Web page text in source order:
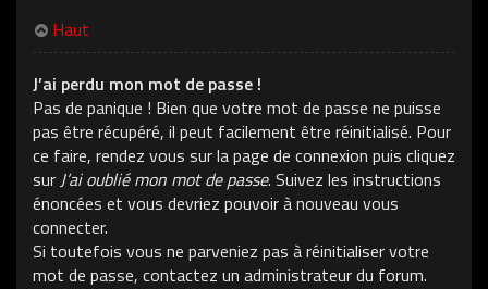
Haut
J’ai perdu mon mot de passe !
Pas de panique ! Bien que votre mot de passe ne puisse
pas être récupéré, il peut facilement être réinitialisé. Pour
ce faire, rendez vous sur la page de connexion puis cliquez
sur J’ai oublié mon mot de passe. Suivez les instructions
énoncées et vous devriez pouvoir à nouveau vous
connecter.
Si toutefois vous ne parveniez pas à réinitialiser votre
mot de passe, contactez un administrateur du forum.